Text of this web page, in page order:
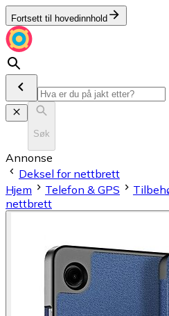
Fortsett til hovedinnhold
Søk
Annonse
Deksel for nettbrett
Hjem
Telefon & GPS
nettbrett